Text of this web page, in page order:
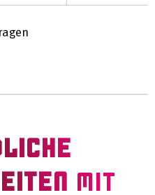
MIT